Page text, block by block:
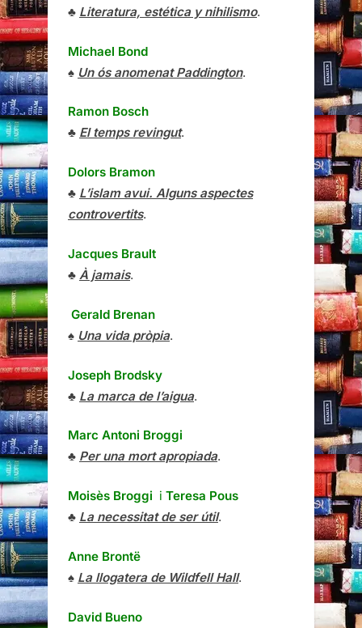
♣ Literatura, estética y nihilismo.
Michael Bond
♠ Un ós anomenat Paddington.
Ramon Bosch
♣ El temps revingut.
Dolors Bramon
♣ L’islam avui. Alguns aspectes
controvertits.
Jacques Brault
♣ À jamais.
Gerald Brenan
♠ Una vida pròpia.
Joseph Brodsky
♣ La marca de l’aigua.
Marc Antoni Broggi
♣ Per una mort apropiada.
Moisès Broggi i Teresa Pous
♣ La necessitat de ser útil.
Anne Brontë
♠ La llogatera de Wildfell Hall.
David Bueno